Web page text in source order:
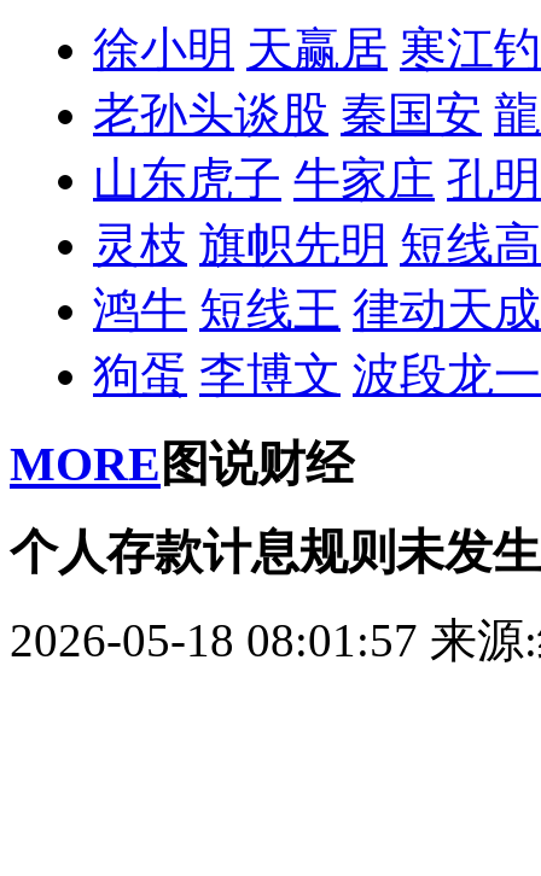
徐小明 天赢居 寒江
老孙头谈股 秦国安
山东虎子 牛家庄 孔
灵枝 旗帜先明 短线
鸿牛 短线王 律动天成
狗蛋 李博文 波段龙一
MORE 图说财经
个人存款计息规则未发
2026-05-18 08:01:57 来源